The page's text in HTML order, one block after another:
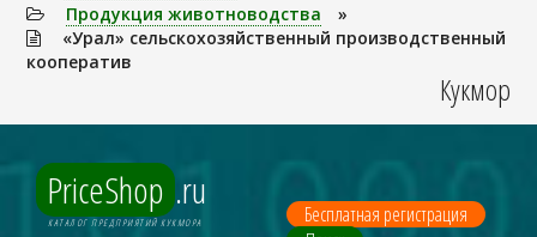
Продукция животноводства
»
«Урал» сельскохозяйственный производственный
кооператив
Кукмор
PriceShop .ru
КАТАЛОГ ПРЕДПРИЯТИЙ КУКМОРА
Бесплатная регистрация